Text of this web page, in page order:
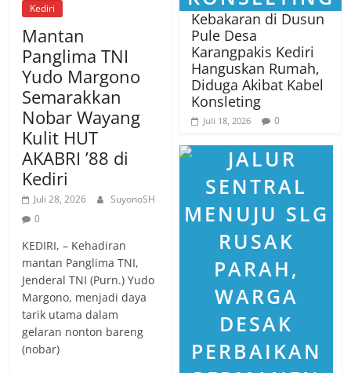
Kediri
Mantan
Panglima TNI
Yudo Margono
Semarakkan
Nobar Wayang
Kulit HUT
AKABRI ’88 di
Kediri
Juli 28, 2026
SuyonoSH
0
KEDIRI, – Kehadiran
mantan Panglima TNI,
Jenderal TNI (Purn.) Yudo
Margono, menjadi daya
tarik utama dalam
gelaran nonton bareng
(nobar)
Kebakaran di Dusun
Pule Desa
Karangpakis Kediri
Hanguskan Rumah,
Diduga Akibat Kabel
Konsleting
Juli 18, 2026 0